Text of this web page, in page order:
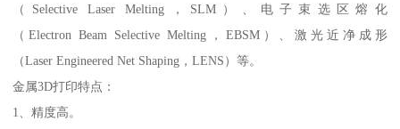
（Selective Laser Melting，SLM）、电子束选区熔化
（Electron Beam Selective Melting，EBSM）、激光近净成形
（Laser Engineered Net Shaping，LENS）等。
金属3D打印特点：
1、精度高。